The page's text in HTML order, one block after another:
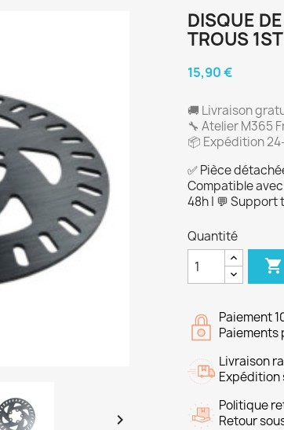

DISQUE
TROUS
15,90 €
🚚 Livraison
🔧 Atelier M365
📦 Expédition
✅ Pièce
Compatible
48h | 💬
Quantité

Paiement
Livraison
Expédition
Politique
Retour